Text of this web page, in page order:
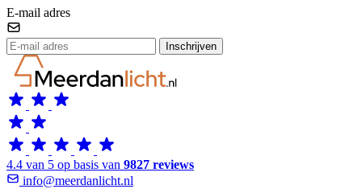
E-mail adres
Inschrijven
4.4 van 5 op basis van 9827 reviews
info@meerdanlicht.nl